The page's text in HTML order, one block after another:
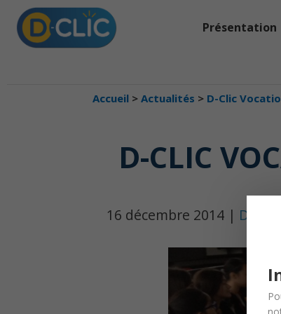
Présentation
Accueil > Actualités > D-Clic
D-CLIC
16 décembre 2014 | D-Clic